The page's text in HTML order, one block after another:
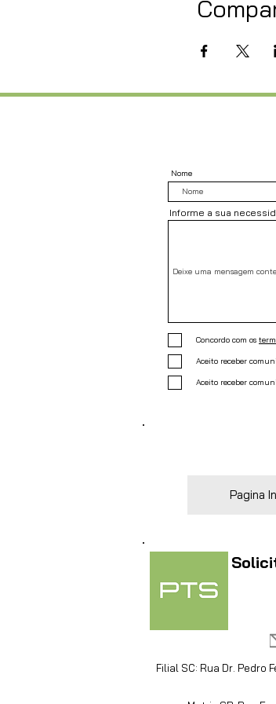
Nome
Informe a sua
Concordo com os
Aceito receber
Aceito receber
Pagina
Filial SC: Rua Dr. Pedro